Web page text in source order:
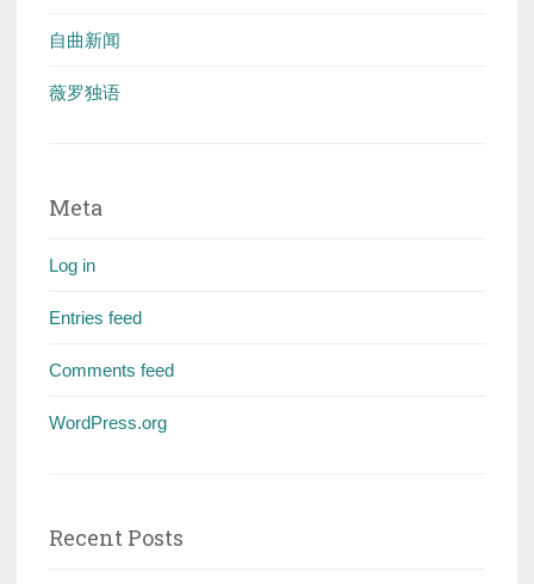
自曲新闻
薇罗独语
Meta
Log in
Entries feed
Comments feed
WordPress.org
Recent Posts